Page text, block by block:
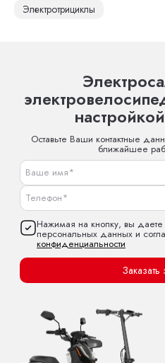
Электротрициклы
Оставьте Ваши контактные
ближайшее
Нажимая на кнопку, вы даете
персональных данных и
конфиденциальности
Заказать